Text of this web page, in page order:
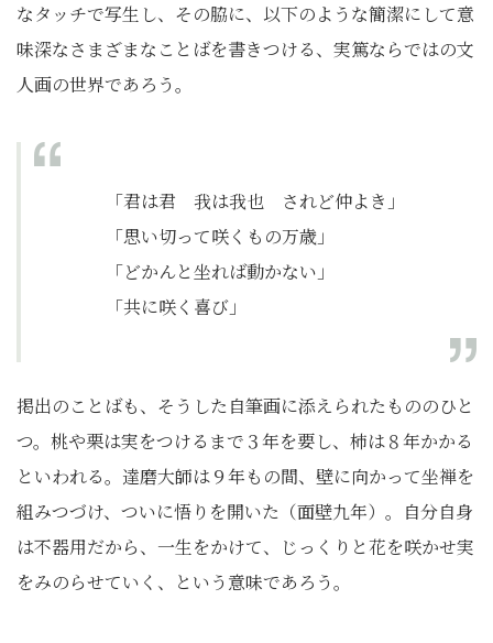
なタッチで写生し、その脇に、以下のような簡潔にして意
味深なさまざまなことばを書きつける、実篤ならではの文
人画の世界であろう。
「君は君 我は我也 されど仲よき」
「思い切って咲くもの万歳」
「どかんと坐れば動かない」
「共に咲く喜び」
掲出のことばも、そうした自筆画に添えられたもののひと
つ。桃や栗は実をつけるまで３年を要し、柿は８年かかる
といわれる。達磨大師は９年もの間、壁に向かって坐禅を
組みつづけ、ついに悟りを開いた（面壁九年）。自分自身
は不器用だから、一生をかけて、じっくりと花を咲かせ実
をみのらせていく、という意味であろう。